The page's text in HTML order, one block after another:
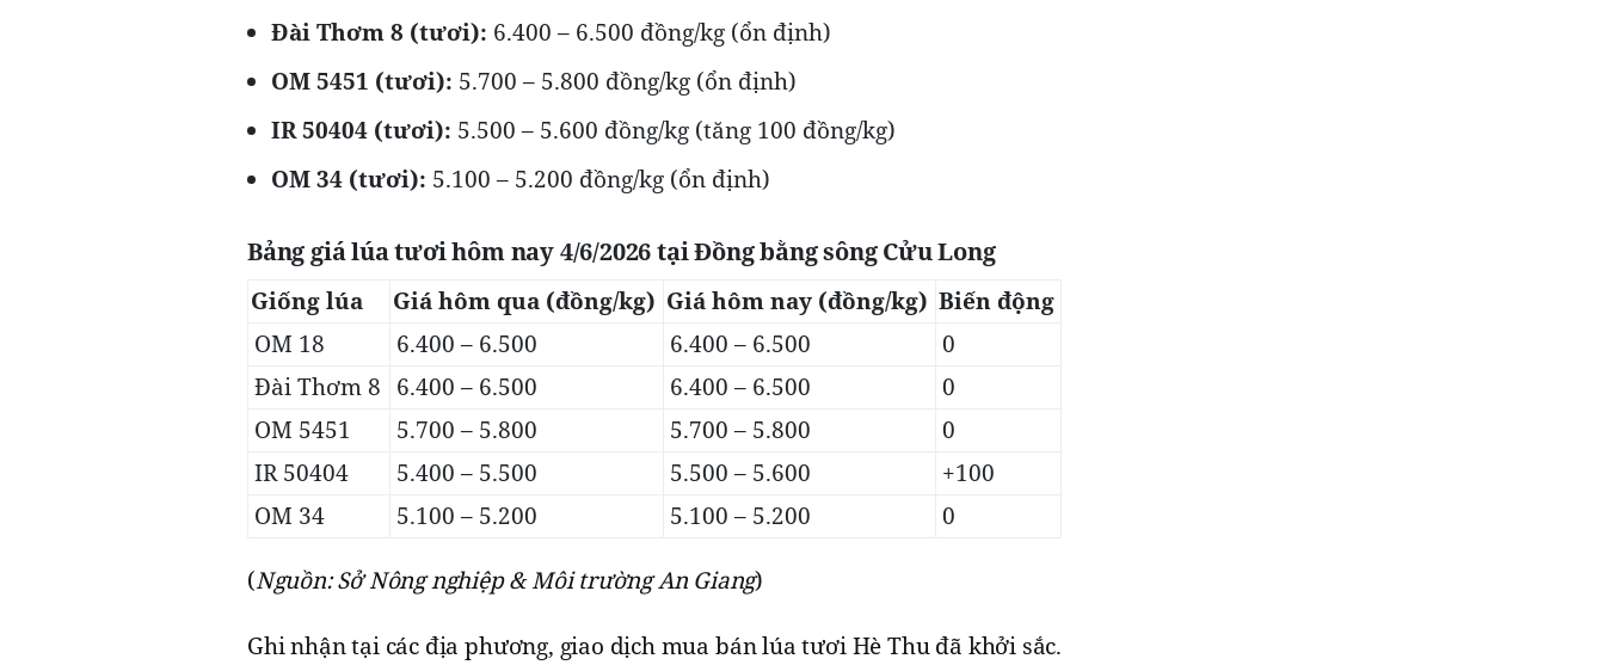
Đài Thơm 8 (tươi): 6.400 – 6.500 đồng/kg (ổn định)
OM 5451 (tươi): 5.700 – 5.800 đồng/kg (ổn định)
IR 50404 (tươi): 5.500 – 5.600 đồng/kg (tăng 100 đồng/kg)
OM 34 (tươi): 5.100 – 5.200 đồng/kg (ổn định)
Bảng giá lúa tươi hôm nay 4/6/2026 tại Đồng bằng sông Cửu Long
Giống lúa Giá hôm qua (đồng/kg) Giá hôm nay (đồng/kg) Biến động
OM 18
6.400 – 6.500 6.400 – 6.500
0
Đài Thơm 8 6.400 – 6.500 6.400 – 6.500
0
OM 5451
5.700 – 5.800 5.700 – 5.800
0
IR 50404
5.400 – 5.500 5.500 – 5.600
+100
OM 34
5.100 – 5.200 5.100 – 5.200 0
(Nguồn: Sở Nông nghiệp & Môi trường An Giang)
Ghi nhận tại các địa phương, giao dịch mua bán lúa tươi Hè Thu đã khởi sắc.